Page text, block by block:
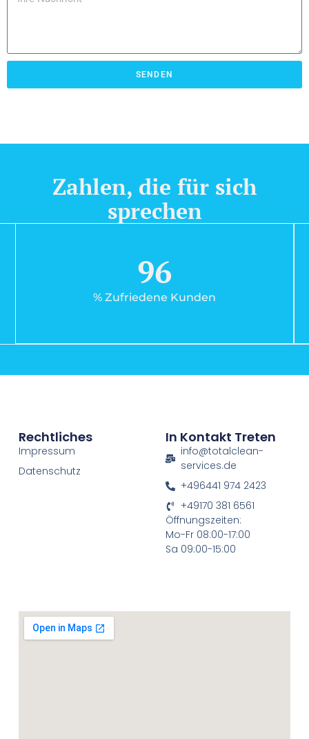
SENDEN
Zahlen, die für sich
sprechen
% Zufriedene Kunden
96
Rechtliches
Impressum
Datenschutz
In Kontakt Treten
info@totalclean-
services.de
+496441 974 2423
+49170 381 6561
Öffnungszeiten:
Mo-Fr 08:00-17:00
Sa 09:00-15:00